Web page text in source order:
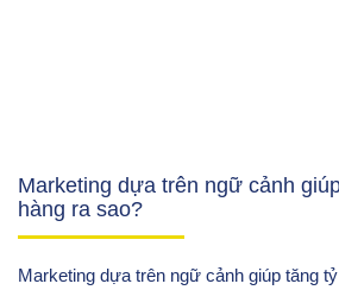
Marketing dựa trên ngữ cảnh
hàng ra sao?
Marketing dựa trên ngữ cảnh giúp tăng